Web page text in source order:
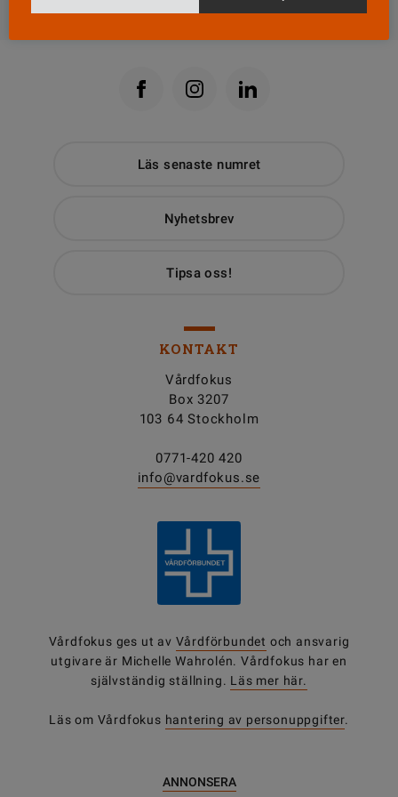
Läs senaste numret
Nyhetsbrev
Tipsa oss!
KONTAKT
Vårdfokus
Box 3207
103 64 Stockholm
0771-420 420
info@vardfokus.se
Vårdfokus ges ut av Vårdförbundet och ansvarig
utgivare är Michelle Wahrolén. Vårdfokus har en
självständig ställning. Läs mer här.
Läs om Vårdfokus hantering av personuppgifter.
ANNONSERA